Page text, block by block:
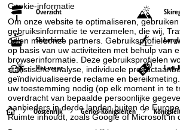
Cookie-informatie
Om onze website te optimaliseren,
gebruiksinformatie te verzamelen, die wij,
delen met onze partners. Gebruiksprofielen
op basis van uw activiteiten met behulp van
browserinformatie. Deze gebruiksprofielen
statistische analyse, individuele
geïndividualiseerde reclame en
uw toestemming nodig (op elk moment in te
overdracht van bepaalde persoonlijke
aanbieders in derde landen buiten de
Ruimte inhoudt, zoals Google of Microsoft in
Overzicht
Skigebied
Het weer Last-
S Oostenrijk Gerlos-Königsleiten